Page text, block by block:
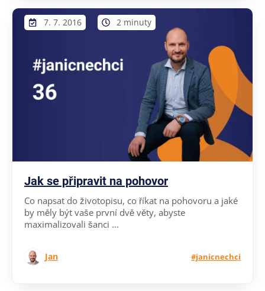
7. 7. 2016 2 minuty
Jak se připravit na pohovor
Co napsat do životopisu, co říkat na pohovoru a jaké
by měly být vaše první dvě věty, abyste
maximalizovali šanci ...
Jan #janicnechci